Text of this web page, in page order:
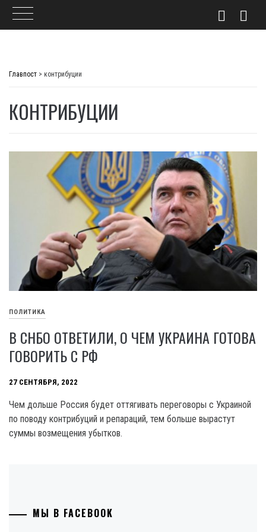
Главпост > контрибуции
КОНТРИБУЦИИ
ПОЛИТИКА
В СНБО ОТВЕТИЛИ, О ЧЕМ УКРАИНА ГОТОВА
ГОВОРИТЬ С РФ
27 СЕНТЯБРЯ, 2022
Чем дольше Россия будет оттягивать переговоры с Украиной
по поводу контрибуций и репараций, тем больше вырастут
суммы возмещения убытков.
МЫ В FACEBOOK